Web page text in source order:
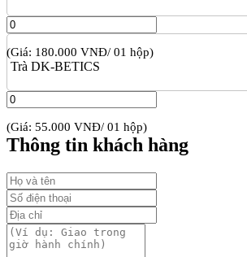
(Giá: 180.000 VNĐ/ 01 hộp)
Trà DK-BETICS
(Giá: 55.000 VNĐ/ 01 hộp)
Thông tin khách hàng